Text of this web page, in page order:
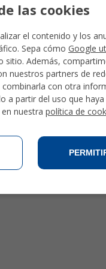
Horario
a 17:00
a 17:00
curso en el que estés
después de la prueba
las cookies
el contenido y los
Sepa cómo Google
sitio. Además,
nuestros partners de
combinarla con otra
a partir del uso que
nuestra política de